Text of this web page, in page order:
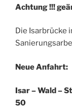
Achtung !!!
Die Isarbrücke
Neue Anfahrt:
Isar – Wald –
50